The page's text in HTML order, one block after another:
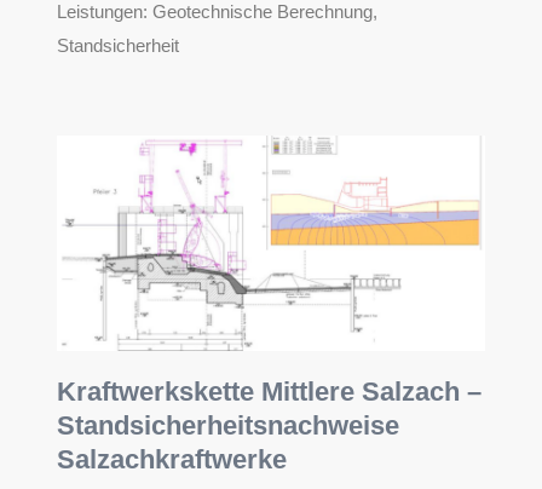
Leistungen: Geotechnische Berechnung,
Standsicherheit
Kraftwerkskette Mittlere Salzach –
Standsicherheitsnachweise
Salzachkraftwerke